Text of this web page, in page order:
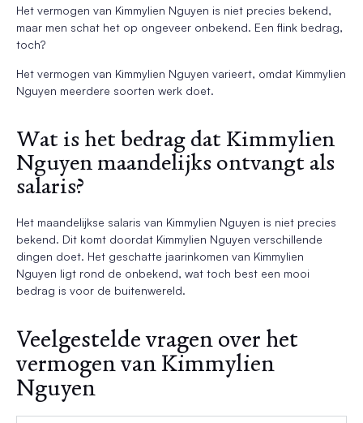
Het vermogen van Kimmylien Nguyen is niet precies bekend,
maar men schat het op ongeveer onbekend. Een flink bedrag,
toch?
Het vermogen van Kimmylien Nguyen varieert, omdat Kimmylien
Nguyen meerdere soorten werk doet.
Wat is het bedrag dat Kimmylien
Nguyen maandelijks ontvangt als
salaris?
Het maandelijkse salaris van Kimmylien Nguyen is niet precies
bekend. Dit komt doordat Kimmylien Nguyen verschillende
dingen doet. Het geschatte jaarinkomen van Kimmylien
Nguyen ligt rond de onbekend, wat toch best een mooi
bedrag is voor de buitenwereld.
Veelgestelde vragen over het
vermogen van Kimmylien
Nguyen